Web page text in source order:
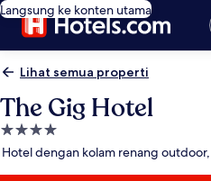
Langsung ke konten utama
Lihat semua properti
The Gig Hotel
Properti
bintang
Hotel dengan kolam renang